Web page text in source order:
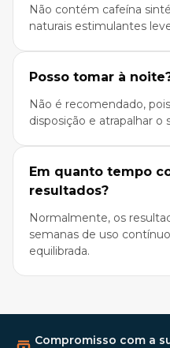
Não contém cafeína
naturais estimulantes
Posso tomar à
Não é recomendado,
disposição e atrapalhar o
Em quanto tempo
resultados?
Normalmente, os
semanas de uso
equilibrada.
Compromisso com a